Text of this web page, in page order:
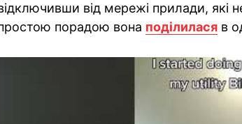
від мережі прилади, які
порадою вона поділилася в